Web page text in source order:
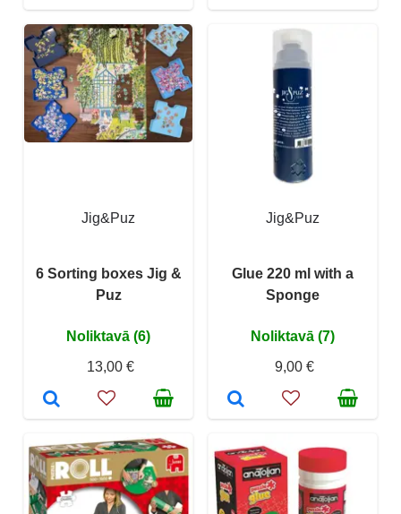
Jig&Puz
6 Sorting boxes Jig &
Puz
Noliktavā (6)
13,00 €
Jig&Puz
Glue 220 ml with a
Sponge
Noliktavā (7)
9,00 €